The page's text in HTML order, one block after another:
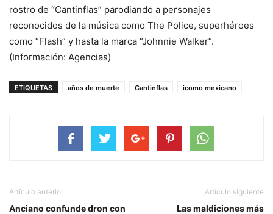
rostro de “Cantinflas” parodiando a personajes
reconocidos de la música como The Police, superhéroes
como “Flash” y hasta la marca “Johnnie Walker”.
(Información: Agencias)
ETIQUETAS años de muerte Cantinflas icomo mexicano
Artículo anterior
Anciano confunde dron con
Artículo siguiente
Las maldiciones más